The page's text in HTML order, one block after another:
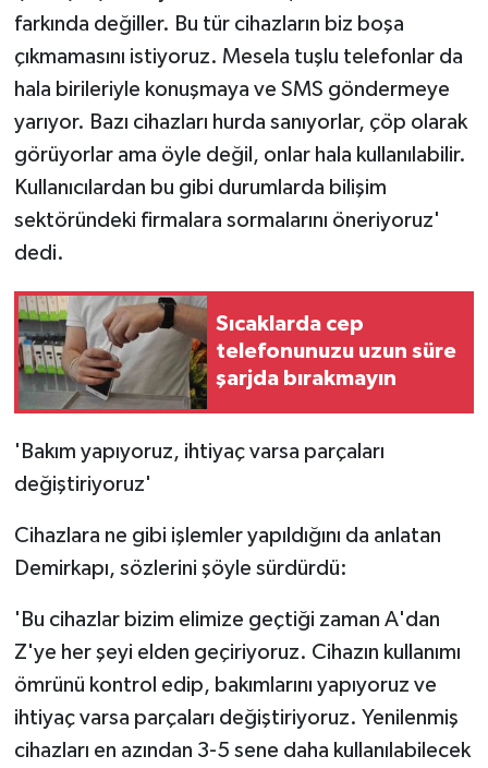
farkında değiller. Bu tür cihazların biz boşa
çıkmamasını istiyoruz. Mesela tuşlu telefonlar da
hala birileriyle konuşmaya ve SMS göndermeye
yarıyor. Bazı cihazları hurda sanıyorlar, çöp olarak
görüyorlar ama öyle değil, onlar hala kullanılabilir.
Kullanıcılardan bu gibi durumlarda bilişim
sektöründeki firmalara sormalarını öneriyoruz'
dedi.
Sıcaklarda cep
telefonunuzu uzun süre
şarjda bırakmayın
'Bakım yapıyoruz, ihtiyaç varsa parçaları
değiştiriyoruz'
Cihazlara ne gibi işlemler yapıldığını da anlatan
Demirkapı, sözlerini şöyle sürdürdü:
'Bu cihazlar bizim elimize geçtiği zaman A'dan
Z'ye her şeyi elden geçiriyoruz. Cihazın kullanımı
ömrünü kontrol edip, bakımlarını yapıyoruz ve
ihtiyaç varsa parçaları değiştiriyoruz. Yenilenmiş
cihazları en azından 3-5 sene daha kullanılabilecek